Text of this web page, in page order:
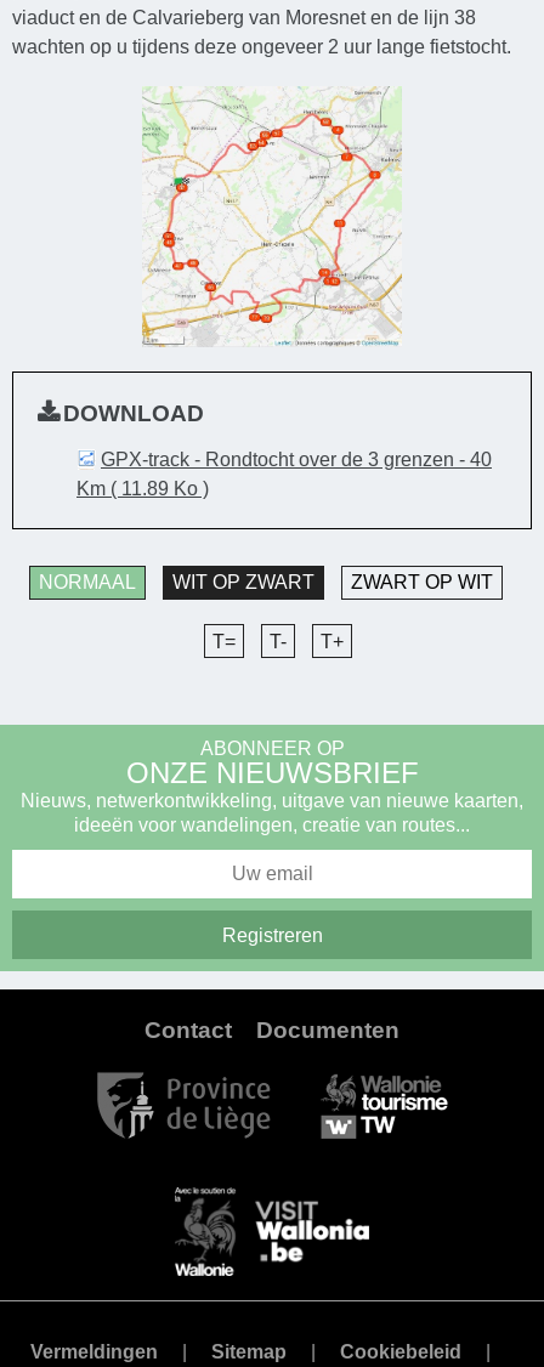
viaduct en de Calvarieberg van Moresnet en de lijn 38
wachten op u tijdens deze ongeveer 2 uur lange fietstocht.
DOWNLOAD
GPX-track - Rondtocht over de 3 grenzen - 40
Km ( 11.89 Ko )
NORMAAL WIT OP ZWART ZWART OP WIT
T= T- T+
ABONNEER OP
ONZE NIEUWSBRIEF
Nieuws, netwerkontwikkeling, uitgave van nieuwe kaarten,
ideeën voor wandelingen, creatie van routes...
Contact Documenten
Vermeldingen Sitemap Cookiebeleid